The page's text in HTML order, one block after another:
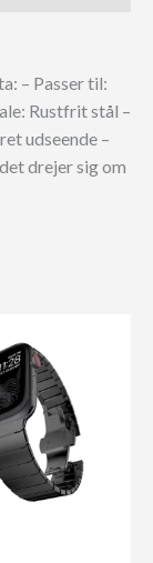
– Passer til:
Rustfrit stål –
udseende –
drejer sig om